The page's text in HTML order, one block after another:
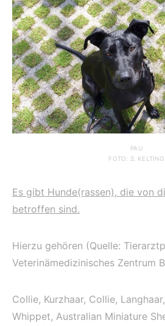
PAU
FOTO: S. KELTING
Es gibt Hunde(rassen), die von
betroffen sind.
Hierzu gehören (Quelle:
Veterinämedizinisches Zentrum
Collie, Kurzhaar, Collie,
Whippet, Australian Miniature